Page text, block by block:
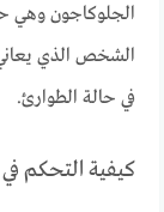
الجلوكاجون وهي
الشخص الذي
في حالة الطوارئ.
كيفية التحكم